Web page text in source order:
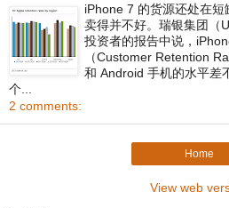
iPhone 7 的货源还处在
卖得并不好。瑞银集团（
投资者的报告中说，
（Customer Retention
和 Android 手机的水平差
个...
2 comments:
Home
View web